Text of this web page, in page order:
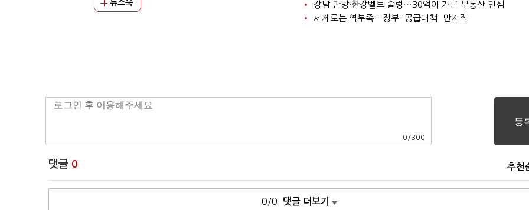
뉴스북
강남 관망·한강벨트 술렁…30억이 가른 부동산 민심
세제로는 역부족…정부 '공급대책' 만지작
0 /300
댓글 0 추천
0/0 댓글 더보기